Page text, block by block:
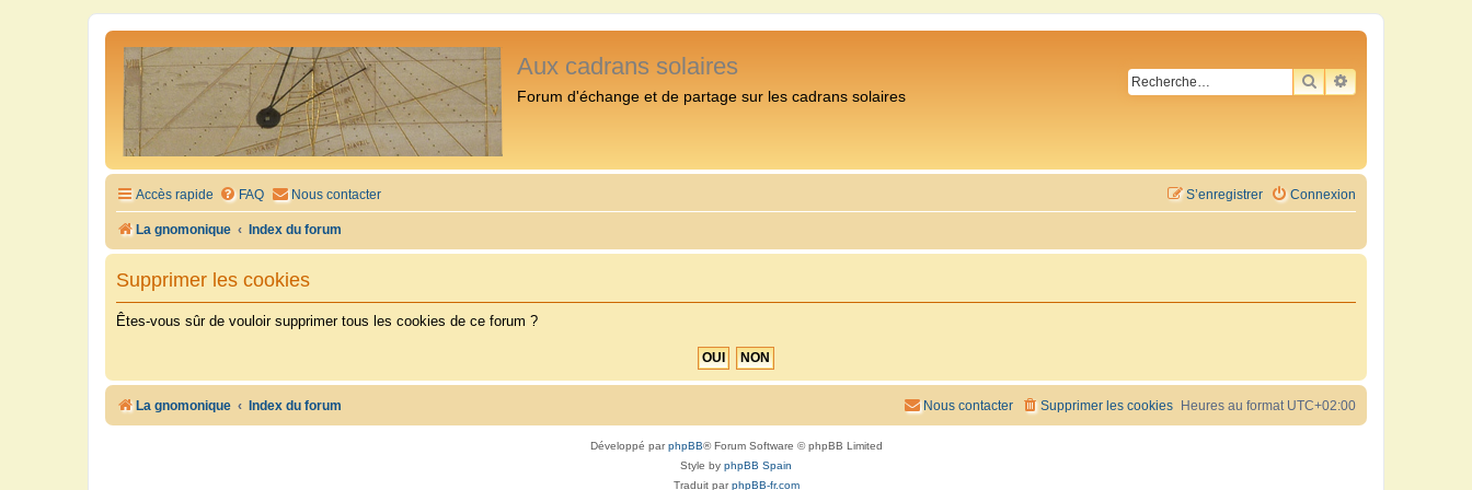
Aux cadrans solaires
Forum d'échange et de partage sur les cadrans solaires
RECHERCHER
RECHERCHE
Accès rapide FAQ Nous contacter Connexion
S’enregistrer
La gnomonique Index du forum
Supprimer les cookies
Êtes-vous sûr de vouloir supprimer tous les cookies de ce forum ?
La gnomonique Index du forum Heures au format UTC+02:00
Supprimer les cookies
Nous contacter
Développé parphpBB® Forum Software © phpBB Limited
Style by phpBB Spain
Traduit parphpBB-fr.com